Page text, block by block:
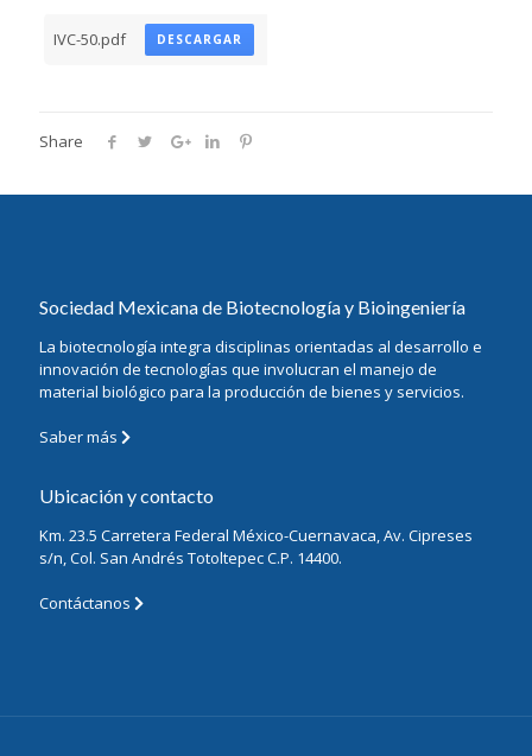
IVC-50.pdf DESCARGAR
Share
Sociedad Mexicana de Biotecnología y Bioingeniería
La biotecnología integra disciplinas orientadas al desarrollo e
innovación de tecnologías que involucran el manejo de
material biológico para la producción de bienes y servicios.
Saber más
Ubicación y contacto
Km. 23.5 Carretera Federal México-Cuernavaca, Av. Cipreses
s/n, Col. San Andrés Totoltepec C.P. 14400.
Contáctanos